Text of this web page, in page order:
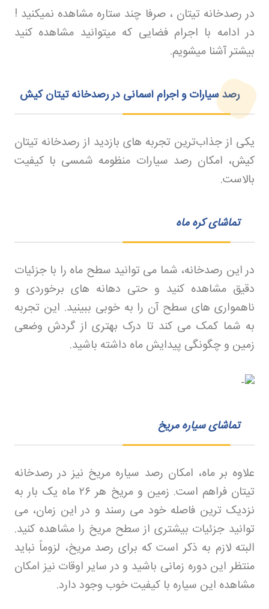
در رصدخانه تیتان ، صرفا چند ستاره مشاهده نمیکنید !
در ادامه با اجرام فضایی که میتوانید مشاهده کنید
بیشتر آشنا میشویم.
رصد سیارات و اجرام آسمانی در رصدخانه تیتان کیش
یکی از جذاب‌ترین تجربه‌ های بازدید از رصدخانه تیتان
کیش، امکان رصد سیارات منظومه شمسی با کیفیت
بالاست.
تماشای کره ماه
در این رصدخانه، شما می‌ توانید سطح ماه را با جزئیات
دقیق مشاهده کنید و حتی دهانه‌ های برخوردی و
ناهمواری‌ های سطح آن را به خوبی ببینید. این تجربه
به شما کمک می‌ کند تا درک بهتری از گردش وضعی
زمین و چگونگی پیدایش ماه داشته باشید.
تماشای سیاره مریخ
علاوه بر ماه، امکان رصد سیاره مریخ نیز در رصدخانه
تیتان فراهم است. زمین و مریخ هر ۲۶ماه یک بار به
نزدیک‌ ترین فاصله خود می‌ رسند و در این زمان، می‌
توانید جزئیات بیشتری از سطح مریخ را مشاهده کنید.
البته لازم به ذکر است که برای رصد مریخ، لزوماً نباید
منتظر این دوره زمانی باشید و در سایر اوقات نیز امکان
مشاهده این سیاره با کیفیت خوب وجود دارد.